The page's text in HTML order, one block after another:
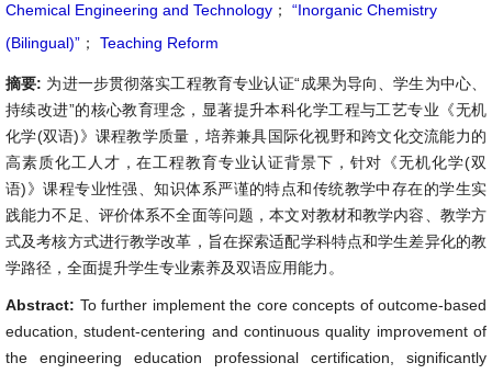
Chemical Engineering and Technology ；
“Inorganic Chemistry
(Bilingual)” ； Teaching Reform
摘要: 为进一步贯彻落实工程教育专业认证“成果为导向、学生为中心、
持续改进”的核心教育理念，显著提升本科化学工程与工艺专业《无机
化学(双语)》课程教学质量，培养兼具国际化视野和跨文化交流能力的
高素质化工人才，在工程教育专业认证背景下，针对《无机化学(双
语)》课程专业性强、知识体系严谨的特点和传统教学中存在的学生实
践能力不足、评价体系不全面等问题，本文对教材和教学内容、教学方
式及考核方式进行教学改革，旨在探索适配学科特点和学生差异化的教
学路径，全面提升学生专业素养及双语应用能力。
Abstract: To further implement the core concepts of outcome-based
education, student-centering and continuous quality improvement of
the engineering education professional certification, significantly